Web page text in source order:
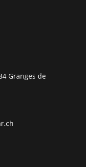
Granges de